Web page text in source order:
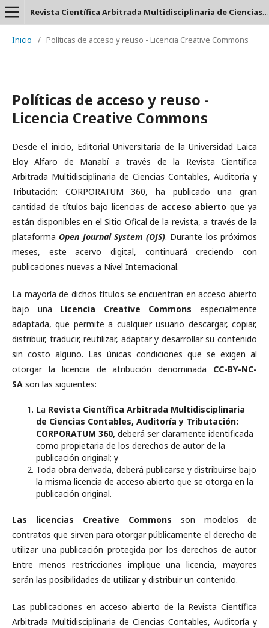
Revista Científica Arbitrada Multidisciplinaria de Ciencias Contables, Auditoría y Tributación: CORPORATUM 360 - ISSN: 2737-6443.
Inicio / Políticas de acceso y reuso - Licencia Creative Commons
Políticas de acceso y reuso -
Licencia Creative Commons
Desde el inicio, Editorial Universitaria de la Universidad Laica
Eloy Alfaro de Manabí a través de la Revista Científica
Arbitrada Multidisciplinaria de Ciencias Contables, Auditoría y
Tributación: CORPORATUM 360, ha publicado una gran
cantidad de títulos bajo licencias de acceso abierto que ya
están disponibles en el Sitio Ofical de la revista, a través de la
plataforma Open Journal System (OJS). Durante los próximos
meses, este acervo digital, continuará creciendo con
publicaciones nuevas a Nivel Internacional.
La mayoría de dichos títulos se encuentran en acceso abierto
bajo una Licencia Creative Commons especialmente
adaptada, que permite a cualquier usuario descargar, copiar,
distribuir, traducir, reutilizar, adaptar y desarrollar su contenido
sin costo alguno. Las únicas condiciones que se exigen al
otorgar la licencia de atribución denominada CC-BY-NC-
SA son las siguientes:
La Revista Científica Arbitrada Multidisciplinaria
de Ciencias Contables, Auditoría y Tributación:
CORPORATUM 360, deberá ser claramente identificada
como propietaria de los derechos de autor de la
publicación original; y
Toda obra derivada, deberá publicarse y distribuirse bajo
la misma licencia de acceso abierto que se otorga en la
publicación original.
Las licencias Creative Commons son modelos de
contratos que sirven para otorgar públicamente el derecho de
utilizar una publicación protegida por los derechos de autor.
Entre menos restricciones implique una licencia, mayores
serán las posibilidades de utilizar y distribuir un contenido.
Las publicaciones en acceso abierto de la Revista Científica
Arbitrada Multidisciplinaria de Ciencias Contables, Auditoría y